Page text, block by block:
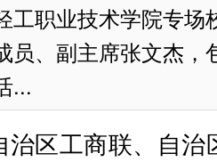
工职业技术学院专场
员、副主席张文杰，
...
治区工商联、自